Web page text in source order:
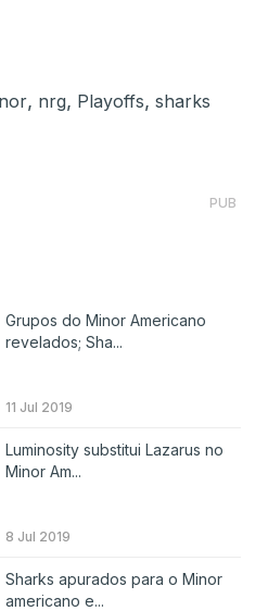
, nrg, Playoffs, sharks
PUB
Grupos do Minor Americano
revelados; Sha...
11 Jul 2019
Luminosity substitui Lazarus no
Minor Am...
8 Jul 2019
Sharks apurados para o Minor
americano e...